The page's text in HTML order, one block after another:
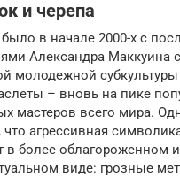
и черепа
в начале 2000-х с
Александра Маккуина
молодежной
– вновь на пике
мастеров всего мира.
что агрессивная
в более облагороженном
виде: грозные